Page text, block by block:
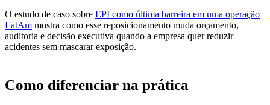
O estudo de caso sobre EPI como última barreira em uma operação
LatAm mostra como esse reposicionamento muda orçamento,
auditoria e decisão executiva quando a empresa quer reduzir
acidentes sem mascarar exposição.
Como diferenciar na prática